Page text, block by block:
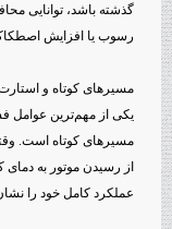
گذشته باشد، توانایی
رسوب یا افزایش
مسیرهای کوتاه و
یکی از مهم‌ترین عوامل
مسیرهای کوتاه است.
از رسیدن موتور به
عملکرد کامل خود را